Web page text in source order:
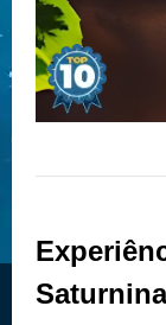
Saturnina